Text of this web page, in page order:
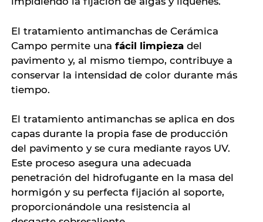
El tratamiento antimanchas de Cerámica
Campo permite una fácil limpiezadel
pavimento y, al mismo tiempo, contribuye a
conservar la intensidad de color durante más
tiempo.
El tratamiento antimanchas se aplica en dos
capas durante la propia fase de producción
del pavimento y se cura mediante rayos UV.
Este proceso asegura una adecuada
penetración del hidrofugante en la masa del
hormigón y su perfecta fijación al soporte,
proporcionándole una resistencia al